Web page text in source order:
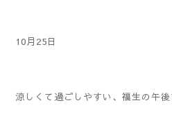
10月25日
涼しくて過ごしやすい、福生の午